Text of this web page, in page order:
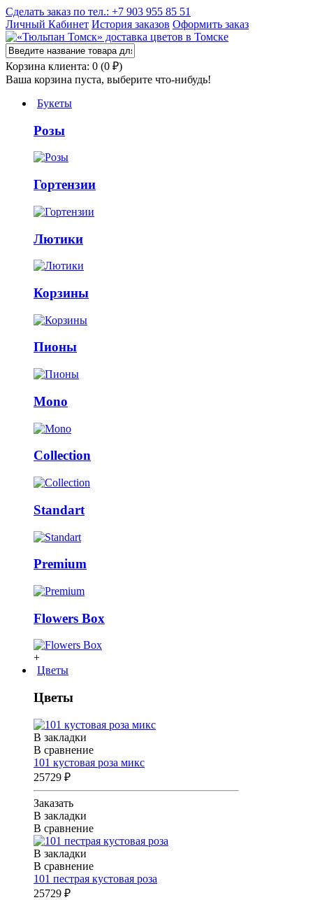
Сделать заказ по тел.: +7 903 955 85 51
Личный Кабинет История заказов Оформить заказ
Корзина клиента: 0 (0 ₽)
Ваша корзина пуста, выберите что-нибудь!
Букеты
Розы
Гортензии
Лютики
Корзины
Пионы
Mono
Collection
Standart
Premium
Flowers Box
+
Цветы
Цветы
В закладки
В сравнение
101 кустовая роза микс
25729 ₽
Заказать
В закладки
В сравнение
В закладки
В сравнение
101 пестрая кустовая роза
25729 ₽